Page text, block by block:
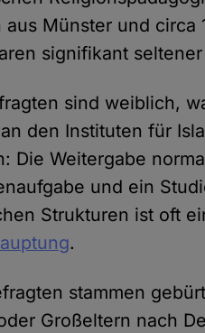
Münster und circa
signifikant
sind weiblich,
den Instituten für
Die Weitergabe
und ein
Strukturen ist oft
.
stammen
Großeltern nach